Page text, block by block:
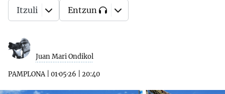
Juan Mari Ondikol
PAMPLONA| 01·05·26 20:40
Itzuli Entzun